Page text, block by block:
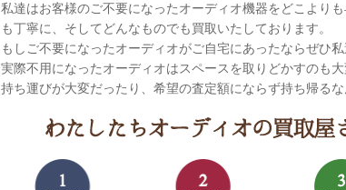
私達はお客様のご不要になったオーディオ機器をどこより
も丁寧に、そしてどんなものでも買取いたしております。
もしご不要になったオーディオがご自宅にあったならぜひ私
実際不用になったオーディオはスペースを取りどかすのも
持ち運びが大変だったり、希望の査定額にならず持ち帰るな